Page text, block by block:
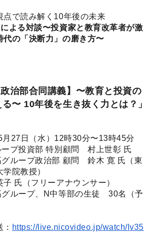
点で読み解く10年後の未来
よる対談〜投資家と教育改革者が激
代の「決断力」の磨き方〜
治部合同講義】〜教育と投資の
〜 10年後を生き抜く力とは？」
月27日（水）12時30分〜13時45分
ープ投資部 特別顧問 村上世彰 氏
グループ政治部 顧問 鈴木 寛 氏（東
院教授）
子 氏（フリーアナウンサー）
グループ、N中等部の生徒 30名（予
https://live.nicovideo.jp/watch/lv35